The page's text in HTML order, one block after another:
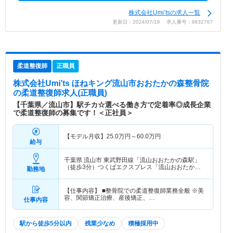
株式会社Umi’tsの求人一覧
更新日：2024/07/19 求人番号：9832767
柔道整復師 正職員
株式会社Umi’ts ほねキング流山市おおたかの森整骨院
の柔道整復師求人(正職員)
【千葉県／流山市】駅チカ☆選べる働き方で定着率◎成長企業
で柔道整復師の募集です！＜正社員＞
給与
【モデル月収】 25.0万円～60.0万円
勤務地
千葉県 流山市 東武野田線「流山おおたかの森駅」
（徒歩3分）つくばエクスプレス「流山おおたかの
仕事内容
【仕事内容】 ■整骨院での柔道整復師業務全般 ※美
容、関節矯正治療、産後矯正、…
駅から徒歩5分以内 残業少なめ 積極採用中